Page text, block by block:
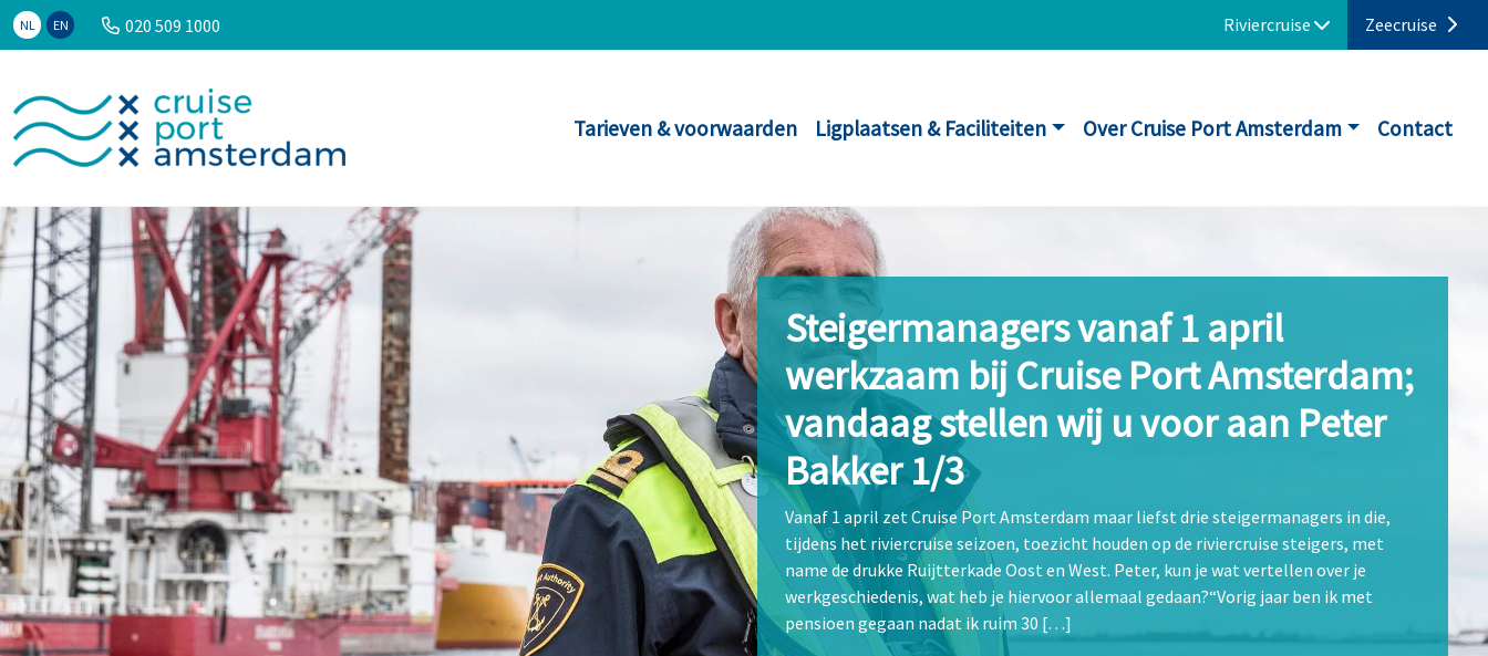
NL EN 020 509 1000 Riviercruise Zeecruise
Tarieven & voorwaarden Ligplaatsen & Faciliteiten Over Cruise Port Amsterdam Contact
Steigermanagers vanaf 1 april
werkzaam bij Cruise Port Amsterdam;
vandaag stellen wij u voor aan Peter
Bakker 1/3
Vanaf 1 april zet Cruise Port Amsterdam maar liefst drie steigermanagers in die,
tijdens het riviercruise seizoen, toezicht houden op de riviercruise steigers, met
name de drukke Ruijtterkade Oost en West. Peter, kun je wat vertellen over je
werkgeschiedenis, wat heb je hiervoor allemaal gedaan?“Vorig jaar ben ik met
pensioen gegaan nadat ik ruim 30 […]